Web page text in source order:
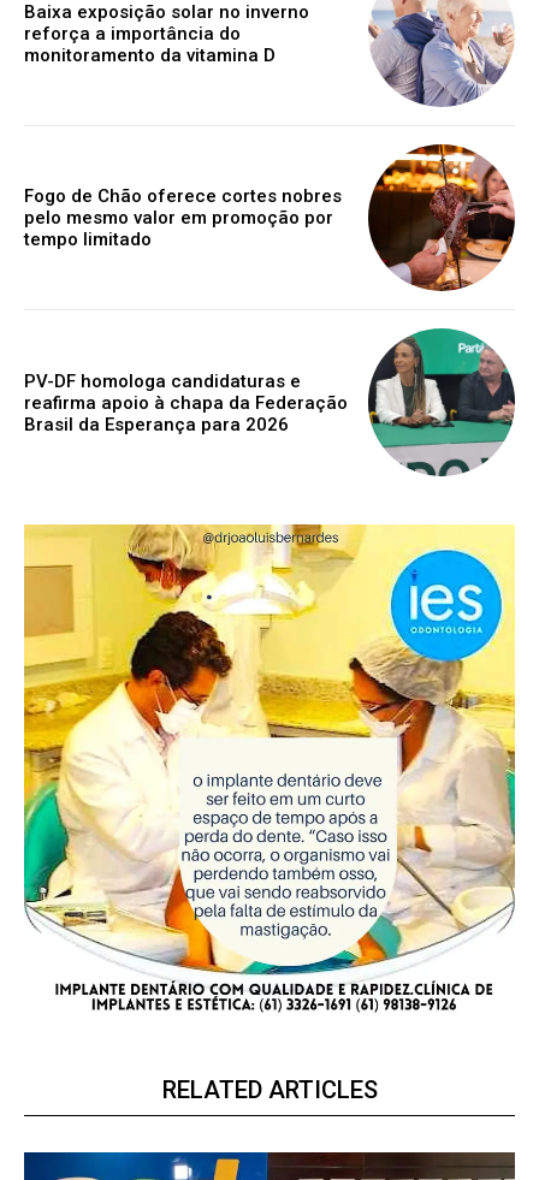
Baixa exposição solar no inverno
reforça a importância do
monitoramento da vitamina D
Fogo de Chão oferece cortes nobres
pelo mesmo valor em promoção por
tempo limitado
PV-DF homologa candidaturas e
reafirma apoio à chapa da Federação
Brasil da Esperança para 2026
RELATED ARTICLES